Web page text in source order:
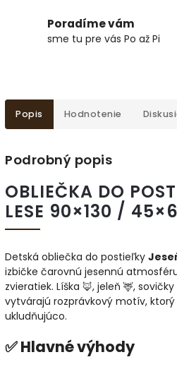
Poradíme vám
sme tu pre vás Po až Pi
Popis Hodnotenie
Podrobný popis
OBLIEČKA DO
LESE 90×130 /
Detská obliečka do postieľky
izbičke čarovnú jesennú
zvieratiek. Líška 🦊, jeleň 🦌,
vytvárajú rozprávkový motív,
ukludňujúco.
✅ Hlavné výhody